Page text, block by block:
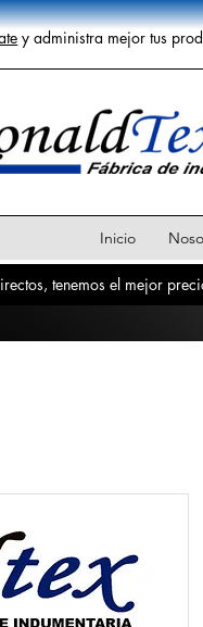
y administra mejor tus
Inicio
tenemos el mejor